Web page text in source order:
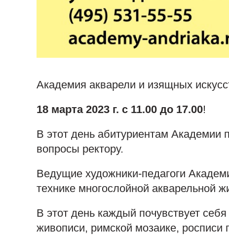
Академия акварели и изящных
18 марта 2023 г. с 11.00 до 17.00!
В этот день абитуриентам Академии
вопросы ректору.
Ведущие художники-педагоги
технике многослойной акварельной
В этот день каждый почувствует
живописи, римской мозаике, росписи